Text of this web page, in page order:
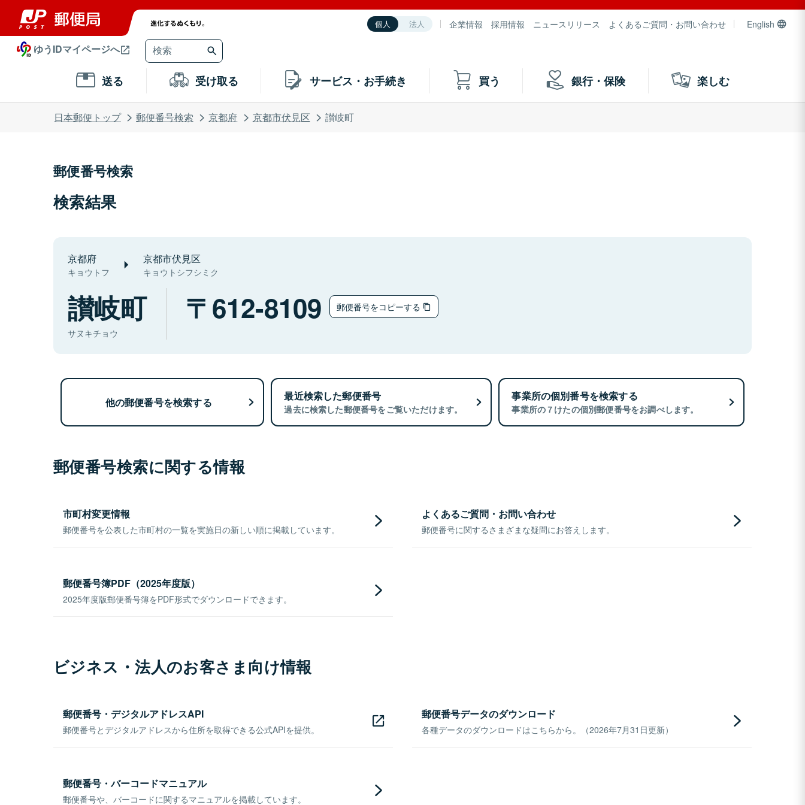
個人 法人 企業情報 採用情報 ニュースリリース よくあるご質問・お問い合わせ English
ゆうIDマイページへ
送る 受け取る サービス・お手続き 買う 銀行・保険 楽しむ
日本郵便トップ 郵便番号検索 京都府 京都市伏見区 讃岐町
郵便番号検索
検索結果
京都府
キョウトフ
京都市伏見区
キョウトシフシミク
讃岐町
サヌキチョウ
612-8109 郵便番号をコピーする
他の郵便番号を検索する 最近検索した郵便番号
過去に検索した郵便番号をご覧いただけます。
事業所の個別番号を検索する
事業所の７けたの個別郵便番号をお調べします。
郵便番号検索に関する情報
市町村変更情報
郵便番号を公表した市町村の一覧を実施日の新しい順に掲載しています。
よくあるご質問・お問い合わせ
郵便番号に関するさまざまな疑問にお答えします。
郵便番号簿PDF（2025年度版）
2025年度版郵便番号簿をPDF形式でダウンロードできます。
ビジネス・法人のお客さま向け情報
郵便番号・デジタルアドレスAPI
郵便番号とデジタルアドレスから住所を取得できる公式APIを提供。
郵便番号データのダウンロード
各種データのダウンロードはこちらから。（2026年7月31日更新）
郵便番号・バーコードマニュアル
郵便番号や、バーコードに関するマニュアルを掲載しています。